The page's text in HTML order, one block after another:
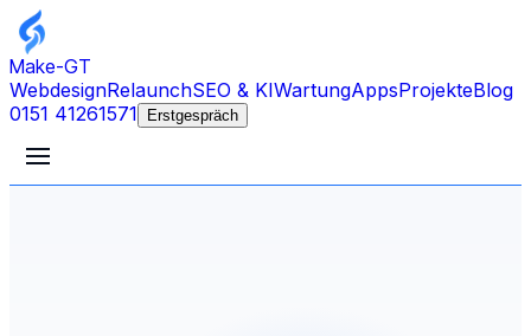
Make-GT
WebdesignRelaunchSEO & KIWartungAppsProjekteBlog
0151 41261571
Erstgespräch